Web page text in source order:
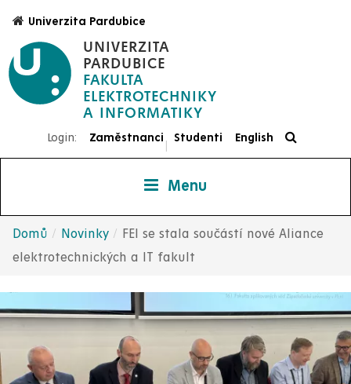
hlavnímu
obsahu
UNIVERZITA
PARDUBICE
FAKULTA
ELEKTROTECHNIKY
Univerzita Pardubice
Login: Zaměstnanci
|
Studenti English
Menu
Drobečková
navigace
Domů Novinky
FEI se stala součástí nové Aliance
elektrotechnických a IT fakult